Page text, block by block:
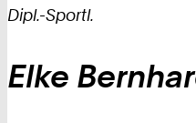
Dipl.-Sportl.
Elke